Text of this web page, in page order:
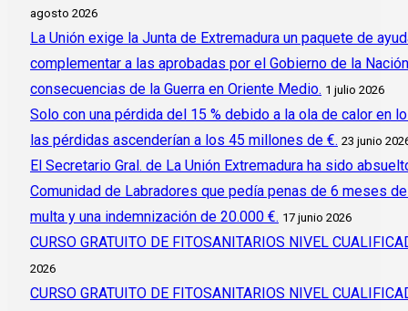
agosto 2026
La Unión exige la Junta de Extremadura un paquete de
complementar a las aprobadas por el Gobierno de la
consecuencias de la Guerra en Oriente Medio. 1 julio 2026
Solo con una pérdida del 15 % debido a la ola de calor en
las pérdidas ascenderían a los 45 millones de €. 23 junio
El Secretario Gral. de La Unión Extremadura ha sido
Comunidad de Labradores que pedía penas de 6 meses
multa y una indemnización de 20.000 €. 17 junio 2026
CURSO GRATUITO DE FITOSANITARIOS NIVEL
2026
CURSO GRATUITO DE FITOSANITARIOS NIVEL